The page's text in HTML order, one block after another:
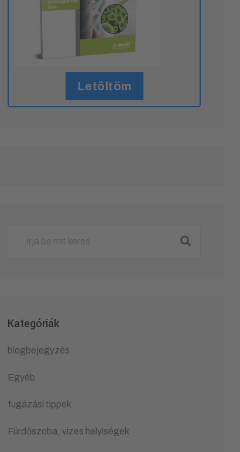
Letöltöm
Kategóriák
blogbejegyzés
Egyéb
fugázási tippek
Fürdőszoba, vizes helyiségek